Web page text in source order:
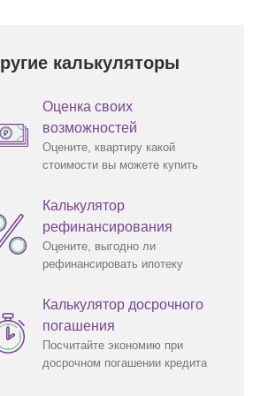
калькуляторы
Оценка своих
возможностей
Оцените, квартиру какой
стоимости вы можете купить
Калькулятор
рефинансирования
Оцените, выгодно ли
рефинансировать ипотеку
Калькулятор досрочного
погашения
Посчитайте экономию при
досрочном погашении кредита